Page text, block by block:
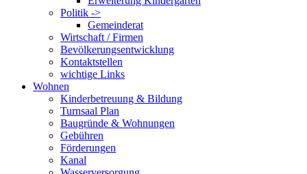
Politik ->
Gemeinderat
Wirtschaft / Firmen
Bevölkerungsentwicklung
Kontaktstellen
wichtige Links
Wohnen
Kinderbetreuung & Bildung
Turnsaal Plan
Baugründe & Wohnungen
Gebühren
Förderungen
Kanal